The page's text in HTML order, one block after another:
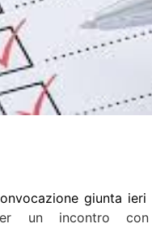
giunta ieri
un incontro con